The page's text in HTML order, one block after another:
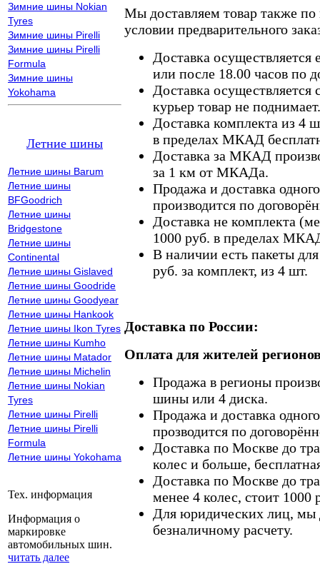
Зимние шины Nokian
Tyres
Зимние шины Pirelli
Зимние шины Pirelli
Formula
Зимние шины
Yokohama
Летние шины
Летние шины Barum
Летние шины
BFGoodrich
Летние шины
Bridgestone
Летние шины
Continental
Летние шины Gislaved
Летние шины Goodride
Летние шины Goodyear
Летние шины Hankook
Летние шины Ikon Tyres
Летние шины Kumho
Летние шины Matador
Летние шины Michelin
Летние шины Nokian
Tyres
Летние шины Pirelli
Летние шины Pirelli
Formula
Летние шины Yokohama
Тех. информация
Информация о
маркировке
автомобильных шин.
читать далее
Мы доставляем товар также
условии предварительного
Доставка осуществляется
или после 18.00 часов по
Доставка осуществляется
курьер товар не поднимает.
Доставка комплекта из 4
в пределах МКАД
Доставка за МКАД
за 1 км от МКАДа.
Продажа и доставка
производится по
Доставка не комплекта
1000 руб. в пределах
В наличии есть пакеты
руб. за комплект, из 4 шт.
Доставка по России:
Оплата для жителей
Продажа в регионы
шины или 4 диска.
Продажа и доставка
прозводится по
Доставка по Москве до
колес и больше,
Доставка по Москве до
менее 4 колес, стоит 1000
Для юридических лиц, мы
безналичному расчету.